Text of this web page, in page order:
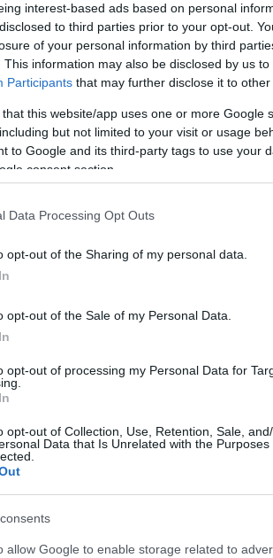
interest-based ads based on personal
to third parties prior to your opt-out.
of your personal information by third
This information may also be disclosed by us
Participants that may further disclose it to other
that this website/app uses one or more Google
but not limited to your visit or usage
to Google and its third-party tags to use your
consent section.
Data Processing Opt Outs
opt-out of the Sharing of my personal data.
opt-out of the Sale of my Personal Data.
opt-out of processing my Personal Data for
opt-out of Collection, Use, Retention, Sale,
Data that Is Unrelated with the Purposes
allow Google to enable storage related to
és közben hevesen ver a
háttérben. Utánajártunk az
hogyan előzheted
legyen a Google-találatokban!